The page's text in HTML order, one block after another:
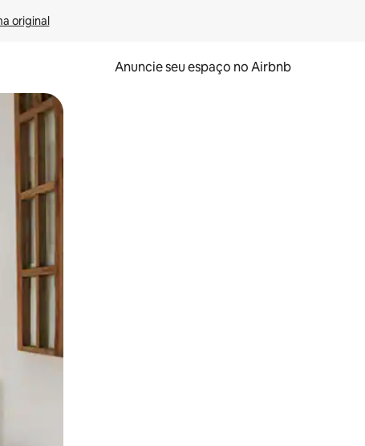
original
Anuncie seu espaço no Airbnb
o dedo na tela.